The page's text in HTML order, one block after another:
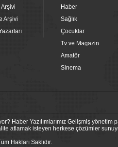
Arşivi
Arşivi
Haber
Sağlık
Çocuklar
Tv ve Magazin
Amatör
Sinema
Haber Yazılımlarımız Gelişmiş
atlamak isteyen herkese çözümler
Hakları Saklıdır.